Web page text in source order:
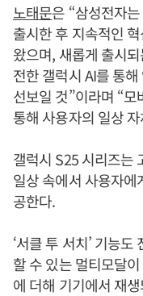
노태문은 “삼성전자
출시한 후 지속적인
왔으며, 새롭게 출시
전한 갤럭시 AI를 통
선보일 것”이라며 “모
통해 사용자의 일상
갤럭시 S25 시리즈는
일상 속에서 사용자
공한다.
‘서클 투 서치’ 기능
할 수 있는 멀티모달
에 더해 기기에서 재